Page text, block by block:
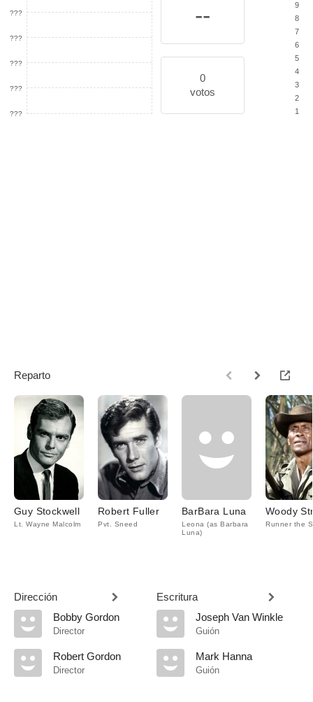
???
???
???
???
???
--
0
votos
9
8
7
6
5
4
3
2
1
Reparto
Guy Stockwell
Lt. Wayne Malcolm
Robert Fuller
Pvt. Sneed
BarBara Luna
Leona (as Barbara
Luna)
Woody
Runner the
Dirección
Bobby Gordon
Director
Robert Gordon
Director
Escritura
Joseph Van Winkle
Guión
Mark Hanna
Guión